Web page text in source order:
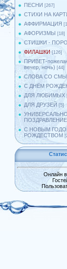
ПЕСНИ [267]
СТИХИ НА
АФФИРМАЦИЯ
АФОРИЗМЫ [18]
СТИШКИ -
ФИЛАШКИ [126]
ПРИВЕТ-
вечер, ночь) [44]
СЛОВА СО
С ДНЁМ
ДЛЯ ЛЮБИМЫХ
ДЛЯ ДРУЗЕЙ [5]
ПОЗДРАВЛЕНИЕ
С НОВЫМ
РОЖДЕСТВОМ
Онлайн